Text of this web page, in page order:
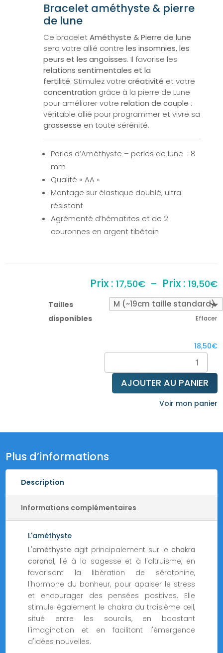
Bracelet améthyste & pierre
de lune
Ce braceletAméthyste & Pierre de lune
sera votre allié contre les insomnies, les
peurs et les angoisses. Il favorise les
relations sentimentales et la
fertilité. Stimulez votre créativité et votre
concentration grâce à la pierre de Lune
pour améliorer votre relation de couple :
véritable allié pour programmer et vivre sa
grossesse en toute sérénité.
Perles d’Améthyste – perles de lune : 8
mm
Qualité « AA »
Montage sur élastique doublé, ultra
résistant
Agrémenté d’hématites et de 2
couronnes en argent tibétain
17,50€ – 19,50€
Tailles
disponibles
Effacer
18,50€
quantité
Bracelet
améthyste
AJOUTER AU PANIER
Voir mon panier
Plus d’informations
Description
Informations complémentaires
L'améthyste
L'améthyste agit principalement sur le chakra
coronal, lié à la sagesse et à l'altruisme, en
favorisant la libération de sérotonine,
l'hormone du bonheur, pour apaiser le stress
et encourager des pensées positives. Elle
stimule également le chakra du troisième œil,
situé entre les sourcils, en boostant
l'imagination et en facilitant l'émergence
d'idées nouvelles.